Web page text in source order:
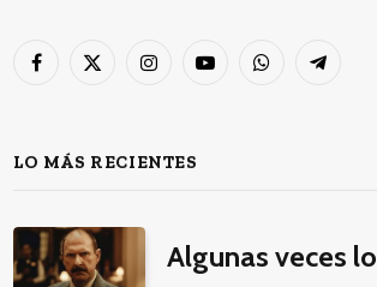
Facebook
X
InstagramYouTubeWhatsAppTelegram
LO MÁS RECIENTES
Algunas veces lo